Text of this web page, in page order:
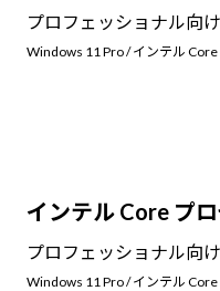
プロフェッショナル向
Windows 11 Pro / インテル Core
インテル Core プ
プロフェッショナル向
Windows 11 Pro / インテル